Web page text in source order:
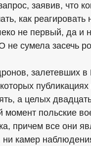
заявив, что
как
не первый, да и
не сумела засечь
залетевших
а целых
момент польские
причем все они
ни камер